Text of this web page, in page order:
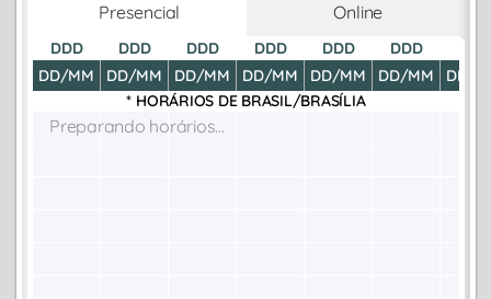
Presencial Online
DDD
DD/MM
DDD
DD/MM
DDD
DD/MM
DDD
DD/MM
DDD
DD/MM
DDD
DD/MM
DD/
* HORÁRIOS DE BRASIL/BRASÍLIA
Preparando horários...